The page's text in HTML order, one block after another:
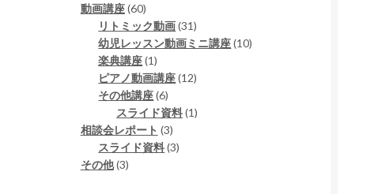
品
商
の
商
品
動画講座 606
0
個
の
商
品
リトミック動画 313
1
の
品
幼児レッスン動画ミニ講座 101
楽典講座 11
個
の
商
品
ピアノ動画講座 121
個
その他講座 66
個
の
商
スライド資料 11
相談会レポート 33
個
スライド資料 33
その他 33